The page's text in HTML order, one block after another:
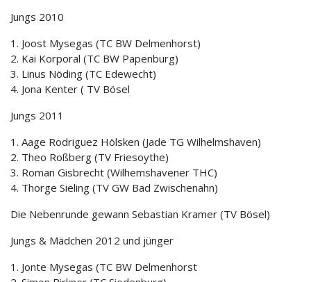
Jungs 2010
1. Joost Mysegas (TC BW Delmenhorst)
2. Kai Korporal (TC BW Papenburg)
3. Linus Nöding (TC Edewecht)
4. Jona Kenter ( TV Bösel
Jungs 2011
1. Aage Rodriguez Hölsken (Jade TG Wilhelmshaven)
2. Theo Roßberg (TV Friesoythe)
3. Roman Gisbrecht (Wilhemshavener THC)
4. Thorge Sieling (TV GW Bad Zwischenahn)
Die Nebenrunde gewann Sebastian Kramer (TV Bösel)
Jungs & Mädchen 2012 und jünger
1. Jonte Mysegas (TC BW Delmenhorst